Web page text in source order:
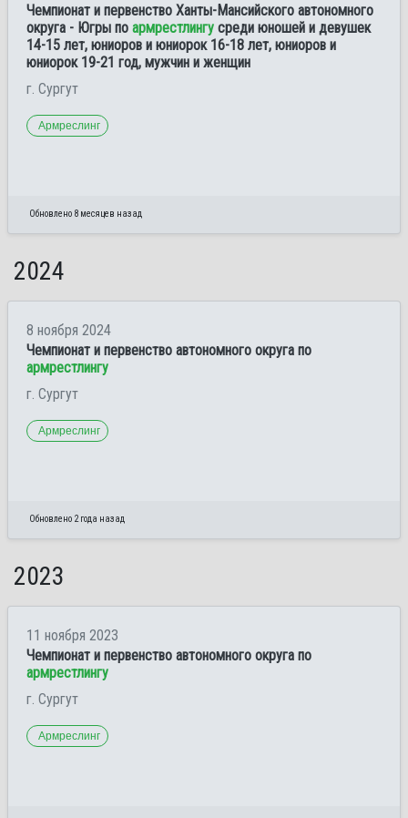
Чемпионат и первенство Ханты-Мансийского автономного
округа - Югры по армрестлингу среди юношей и девушек
14-15 лет, юниоров и юниорок 16-18 лет, юниоров и
юниорок 19-21 год, мужчин и женщин
г. Сургут
Армреслинг
Обновлено 8 месяцев назад
2024
8 ноября 2024
Чемпионат и первенство автономного округа по
армрестлингу
г. Сургут
Армреслинг
Обновлено 2 года назад
2023
11 ноября 2023
Чемпионат и первенство автономного округа по
армрестлингу
г. Сургут
Армреслинг